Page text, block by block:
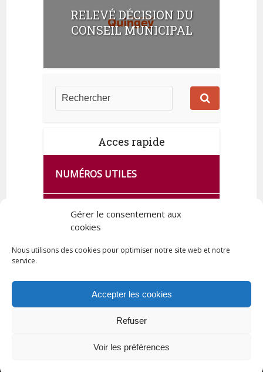
Gérer le consentement aux
cookies
Nous utilisons des cookies pour optimiser notre site web et notre
service.
Accepter les cookies
Refuser
Voir les préférences
RELEVÉ DÉCISION DU
CONSEIL MUNICIPAL
Acces rapide
NUMÉROS UTILES
CA SE PASSE À FRANCE SERVICES
DE QUINGEY
Tous droits réservés © 2023 Commune de Quingey / Création -